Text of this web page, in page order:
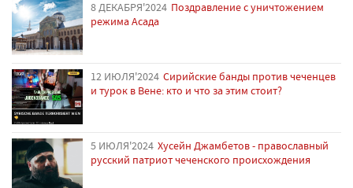
8 ДЕКАБРЯ'2024 Поздравление с уничтожением
режима Асада
12 ИЮЛЯ'2024 Сирийские банды против чеченцев
и турок в Вене: кто и что за этим стоит?
5 ИЮЛЯ'2024 Хусейн Джамбетов - православный
русский патриот чеченского происхождения